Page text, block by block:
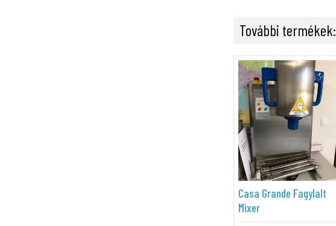
További termékek:
Casa Grande Fagylalt
Mixer